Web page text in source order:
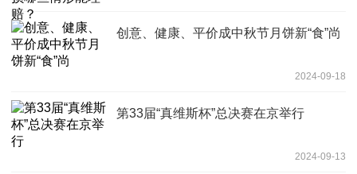
创意、健康、平价成中秋节月饼新“食”尚
2024-09-18
第33届“真维斯杯”总决赛在京举行
2024-09-13